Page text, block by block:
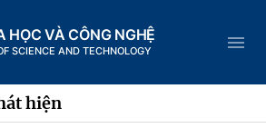
HỌC VÀ CÔNG NGHỆ
SCIENCE AND TECHNOLOGY
hiện